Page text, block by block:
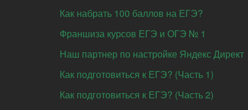
Как набрать 100 баллов на ЕГЭ?
Франшиза курсов ЕГЭ и ОГЭ № 1
Наш партнер по настройке Яндекс Директ
Как подготовиться к ЕГЭ? (Часть 1)
Как подготовиться к ЕГЭ? (Часть 2)